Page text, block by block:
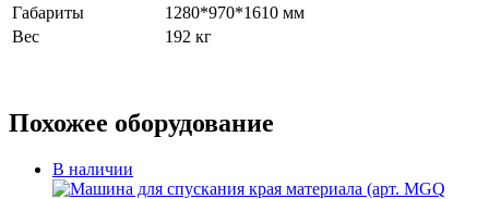
Габариты
1280*970*1610 мм
Вес
192 кг
Похожее оборудование
В наличии